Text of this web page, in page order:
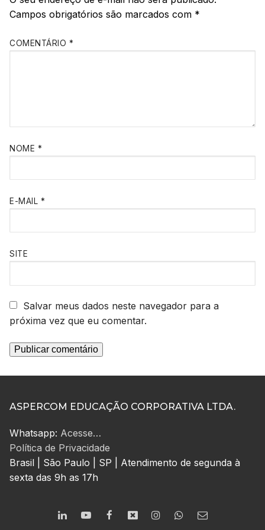
Campos obrigatórios são marcados com *
COMENTÁRIO *
NOME *
E-MAIL *
SITE
Salvar meus dados neste navegador para a
próxima vez que eu comentar.
ASPERCOM EDUCAÇÃO CORPORATIVA LTDA.
Whatsapp: Acesse…
Política de Privacidade
Brasil | São Paulo | SP | Atendimento de segunda à
sexta das 9h as 17h